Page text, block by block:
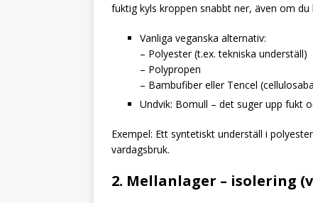
fuktig kyls kroppen snabbt ner, även om
Vanliga veganska alternativ:
– Polyester (t.ex. tekniska underställ)
– Polypropen
– Bambufiber eller Tencel
Undvik: Bomull – det suger upp fukt
Exempel: Ett syntetiskt underställ i
vardagsbruk.
2. Mellanlager – isolering